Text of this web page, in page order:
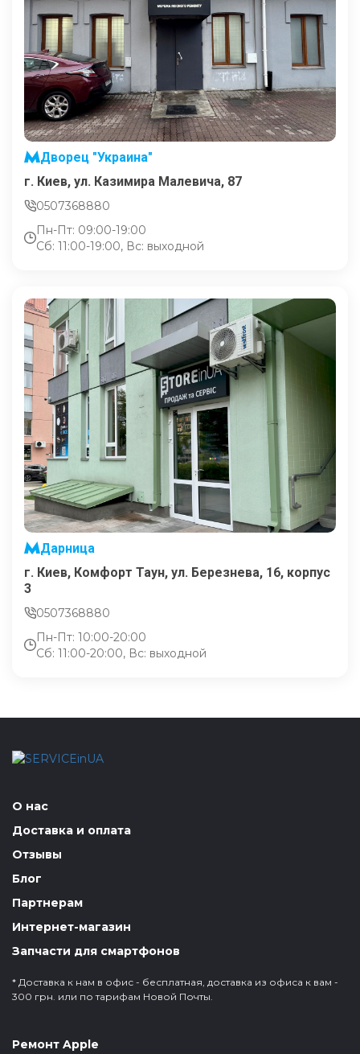
Дворец "Украина"
г. Киев, ул. Казимира Малевича, 87
0507368880
Пн-Пт: 09:00-19:00
Сб: 11:00-19:00, Вс: выходной
Дарница
г. Киев, Комфорт Таун, ул. Березнева, 16, корпус
3
0507368880
Пн-Пт: 10:00-20:00
Сб: 11:00-20:00, Вс: выходной
О нас
Доставка и оплата
Отзывы
Блог
Партнерам
Интернет-магазин
Запчасти для смартфонов
* Доставка к нам в офис - бесплатная, доставка из офиса к вам -
300 грн. или по тарифам Новой Почты.
Ремонт Apple